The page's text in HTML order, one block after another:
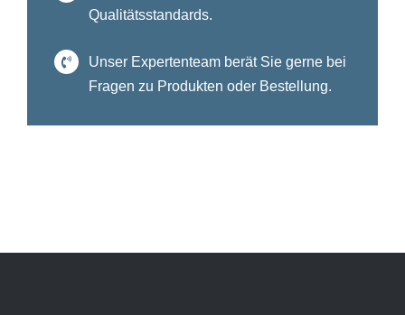
Qualitätsstandards.
Unser Expertenteam berät Sie gerne bei
Fragen zu Produkten oder Bestellung.